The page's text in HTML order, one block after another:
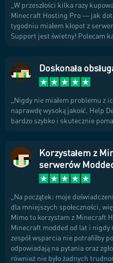
W przeszłości kilka razy
Minecraft Hosting Pro — jak
tygodniu miałem kłopot z
Support jest świetny! Polecam
Doskonała
Nigdy nie miałem problemu z
naprawdę wysoką jakość. Help
bardzo szybko i skutecznie
Korzystałem z
serwerów
Na początek: moje
dla mniejszych społeczności,
Mimo to korzystam z Minecraft
Minecraft modded od lat i nigdy
zespół wsparcia nie potrafiłby
odpowiadają na pytania oraz
również nie było żadnych